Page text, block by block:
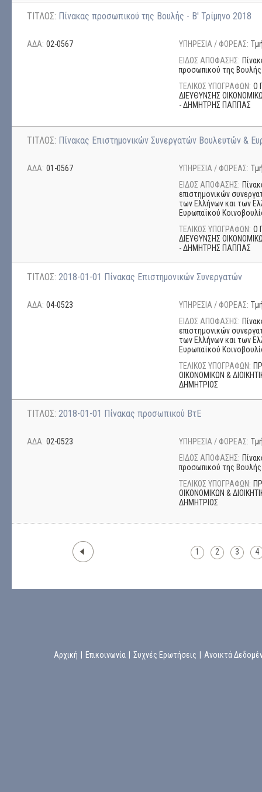
ΤΙΤΛΟΣ: Πίνακας προσωπικού της Βουλής - Β' Τρίμηνο 2018
ΑΔΑ: 02-0567 ΥΠΗΡΕΣΙΑ / ΦΟΡΕΑΣ:
ΕΙΔΟΣ ΑΠΟΦΑΣΗΣ:
προσωπικού της Βουλής
ΤΕΛΙΚΟΣ ΥΠΟΓΡΑΦΩΝ: Ο
ΔΙΕΥΘΥΝΣΗΣ
- ΔΗΜΗΤΡΗΣ ΠΑΠΠΑΣ
ΤΙΤΛΟΣ: Πίνακας Επιστημονικών Συνεργατών Βουλευτών &
ΑΔΑ: 01-0567 ΥΠΗΡΕΣΙΑ / ΦΟΡΕΑΣ:
ΕΙΔΟΣ ΑΠΟΦΑΣΗΣ:
επιστημονικών
των Ελλήνων και των
Ευρωπαϊκού
ΤΕΛΙΚΟΣ ΥΠΟΓΡΑΦΩΝ: Ο
ΔΙΕΥΘΥΝΣΗΣ
- ΔΗΜΗΤΡΗΣ ΠΑΠΠΑΣ
ΤΙΤΛΟΣ: 2018-01-01 Πίνακας Επιστημονικών Συνεργατών
ΑΔΑ: 04-0523 ΥΠΗΡΕΣΙΑ / ΦΟΡΕΑΣ:
ΕΙΔΟΣ ΑΠΟΦΑΣΗΣ:
επιστημονικών
των Ελλήνων και των
Ευρωπαϊκού
ΤΕΛΙΚΟΣ ΥΠΟΓΡΑΦΩΝ:
ΟΙΚΟΝΟΜΙΚΩΝ &
ΔΗΜΗΤΡΙΟΣ
ΤΙΤΛΟΣ: 2018-01-01 Πίνακας προσωπικού ΒτΕ
ΑΔΑ: 02-0523 ΥΠΗΡΕΣΙΑ / ΦΟΡΕΑΣ:
ΕΙΔΟΣ ΑΠΟΦΑΣΗΣ:
προσωπικού της Βουλής
ΤΕΛΙΚΟΣ ΥΠΟΓΡΑΦΩΝ:
ΟΙΚΟΝΟΜΙΚΩΝ &
ΔΗΜΗΤΡΙΟΣ
1 2 3 4
Αρχική Επικοινωνία Συχνές Ερωτήσεις Ανοικτά